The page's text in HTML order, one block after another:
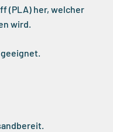
(PLA) her, welcher
wird.